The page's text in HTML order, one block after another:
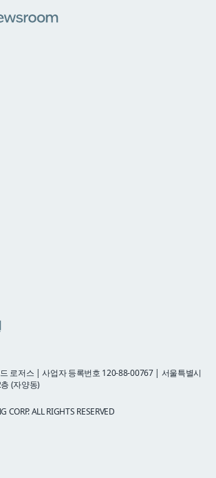
로저스 | 사업자 등록번호 120-88-00767 | 서울특별시
(자양동)
ALL RIGHTS RESERVED